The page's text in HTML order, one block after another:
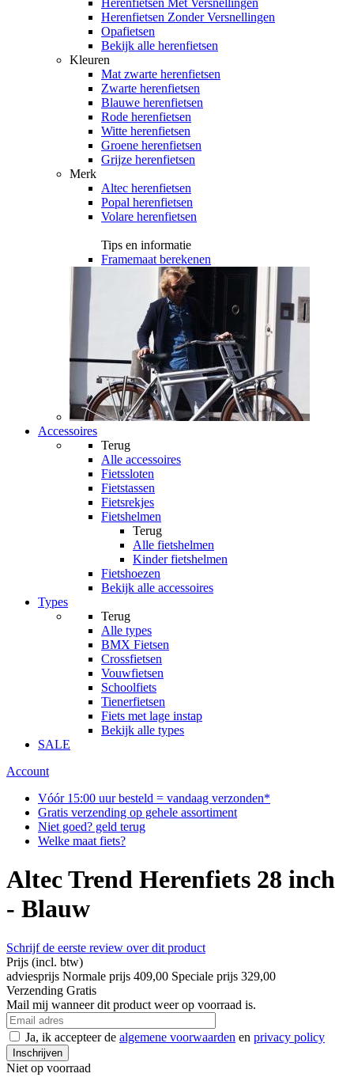
Herenfietsen Met Versnellingen
Herenfietsen Zonder Versnellingen
Opafietsen
Bekijk alle herenfietsen
Kleuren
Mat zwarte herenfietsen
Zwarte herenfietsen
Blauwe herenfietsen
Rode herenfietsen
Witte herenfietsen
Groene herenfietsen
Grijze herenfietsen
Merk
Altec herenfietsen
Popal herenfietsen
Volare herenfietsen
Tips en informatie
Framemaat berekenen
Accessoires
Terug
Alle accessoires
Fietssloten
Fietstassen
Fietsrekjes
Fietshelmen
Terug
Alle fietshelmen
Kinder fietshelmen
Fietshoezen
Bekijk alle accessoires
Types
Terug
Alle types
BMX Fietsen
Crossfietsen
Vouwfietsen
Schoolfiets
Tienerfietsen
Fiets met lage instap
Bekijk alle types
SALE
Account
Vóór 15:00 uur besteld = vandaag verzonden*
Gratis verzending op gehele assortiment
Niet goed? geld terug
Welke maat fiets?
Altec Trend Herenfiets 28 inch
- Blauw
Schrijf de eerste review over dit product
Prijs (incl. btw)
adviesprijs Normale prijs 409,00 Speciale prijs 329,00
Verzending Gratis
Mail mij wanneer dit product weer op voorraad is.
Ja, ik accepteer de algemene voorwaarden en privacy policy
Inschrijven
Niet op voorraad